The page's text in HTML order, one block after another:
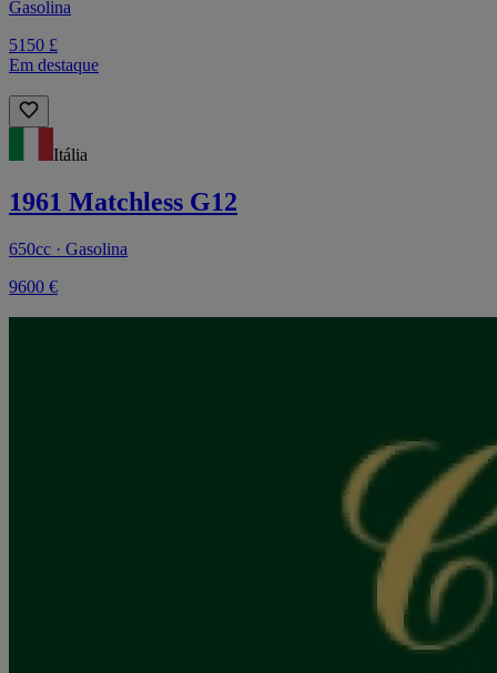
Gasolina
5150 £
Em destaque
Itália
1961 Matchless G12
650cc · Gasolina
9600 €